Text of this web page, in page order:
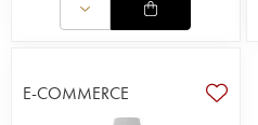
E-COMMERCE